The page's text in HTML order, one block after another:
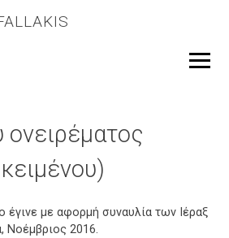
ονειρέματος
έγινε με αφορμή συναυλία των Ιέραξ
Νοέμβριος 2016.